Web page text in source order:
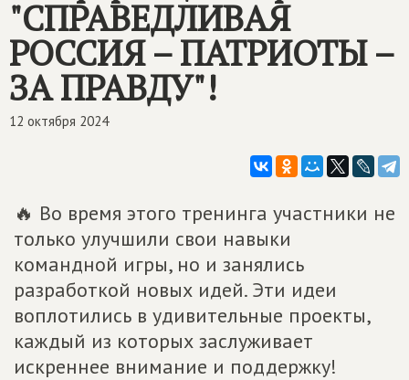
"СПРАВЕДЛИВАЯ
РОССИЯ – ПАТРИОТЫ –
ЗА ПРАВДУ"!
12 октября 2024
🔥 Во время этого тренинга участники не
только улучшили свои навыки
командной игры, но и занялись
разработкой новых идей. Эти идеи
воплотились в удивительные проекты,
каждый из которых заслуживает
искреннее внимание и поддержку!